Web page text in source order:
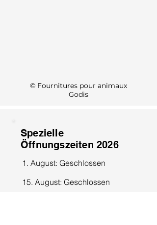
© Fournitures pour animaux
Godis
Spezielle
Öffnungszeiten 2026
1. August: Geschlossen
15. August: Geschlossen